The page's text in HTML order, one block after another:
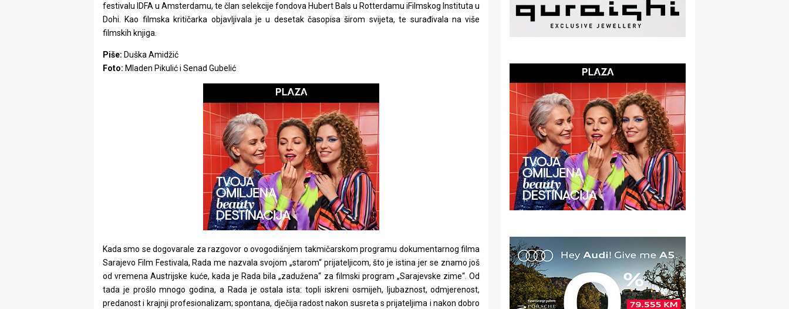
festivalu IDFA u Amsterdamu, te član selekcije fondova Hubert Bals u Rotterdamu iFilmskog Instituta u
Dohi. Kao filmska kritičarka objavljivala je u desetak časopisa širom svijeta, te surađivala na više
filmskih knjiga.
Piše: Duška Amidžić
Foto: Mladen Pikulić i Senad Gubelić
Kada smo se dogovarale za razgovor o ovogodišnjem takmičarskom programu dokumentarnog filma
Sarajevo Film Festivala, Rada me nazvala svojom „starom“ prijateljicom, što je istina jer se znamo još
od vremena Austrijske kuće, kada je Rada bila „zadužena“ za filmski program „Sarajevske zime“. Od
tada je prošlo mnogo godina, a Rada je ostala ista: topli iskreni osmijeh, ljubaznost, odmjerenost,
predanost i krajnji profesionalizam; spontana, dječija radost nakon susreta s prijateljima i nakon dobro